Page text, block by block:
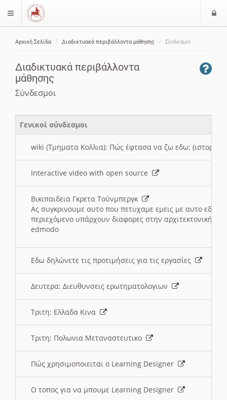
$langMenu
Αρχική Σελίδα Διαδικτυακά περιβάλλοντα μάθησης Σύνδεσμοι
Διαδικτυακά περιβάλλοντα
μάθησης
Σύνδεσμοι
Γενικοί σύνδεσμοι
wiki (Τμηματα Κολλια): Πώς έφτασα να ζω εδω; (ιστορια)
Interactive video with open source
Βικιπαιδεια Γκρετα Τούνμπεργκ
Ας συγκρινουμε αυτο που πετυχαμε εμεις με αυτο εδω
περιεχόμενο υπάρχουν διαφορες στην αρχιτεκτονική
edmodo
Εδω δηλώνετε τις προτιμήσεις για τις εργασίες
Δευτερα: Διευθυνσεις ερωτηματολογιων
Τριτη: Ελλαδα Κινα
Τριτη: Πολωνια Μεταναστευτικο
Πώς χρησιμοποιειται ο Learning Designer
O τοπος για να μπουμε Learning Designer